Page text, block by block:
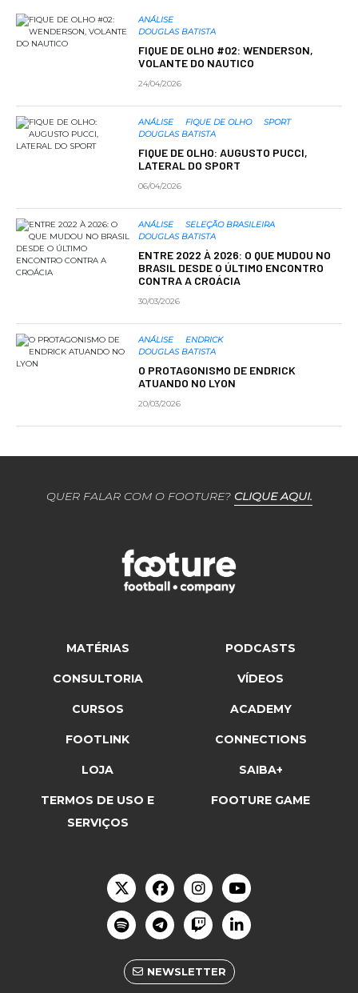
ANÁLISE
DOUGLAS BATISTA
FIQUE DE OLHO #02: WENDERSON,
VOLANTE DO NAUTICO
24/04/2026
ANÁLISE FIQUE DE OLHO
SPORT
DOUGLAS BATISTA
FIQUE DE OLHO: AUGUSTO PUCCI,
LATERAL DO SPORT
06/04/2026
ANÁLISE
SELEÇÃO BRASILEIRA
DOUGLAS BATISTA
ENTRE 2022 À 2026: O QUE MUDOU NO
BRASIL DESDE O ÚLTIMO ENCONTRO
CONTRA A CROÁCIA
30/03/2026
ANÁLISE
ENDRICK
DOUGLAS BATISTA
O PROTAGONISMO DE ENDRICK
ATUANDO NO LYON
20/03/2026
QUER FALAR COM O FOOTURE? CLIQUE AQUI.
MATÉRIAS PODCASTS
CONSULTORIA VÍDEOS
CURSOS ACADEMY
FOOTLINK CONNECTIONS
LOJA SAIBA+
TERMOS DE USO E
SERVIÇOS
FOOTURE GAME
NEWSLETTER